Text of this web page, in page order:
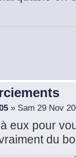
» Sam 29 Nov
eux pour
du